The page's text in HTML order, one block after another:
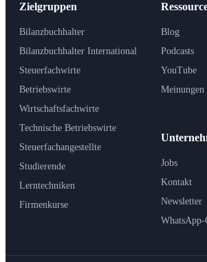
Zielgruppen
Bilanzbuchhalter
Bilanzbuchhalter International
Steuerfachwirte
Betriebswirte
Wirtschaftsfachwirte
Technische Betriebswirte
Steuerfachangestellte
Studierende
Lerntechniken
Firmenkurse
Blog
Podcasts
YouTube
Meinungen
Jobs
Kontakt
Newsletter
WhatsApp-